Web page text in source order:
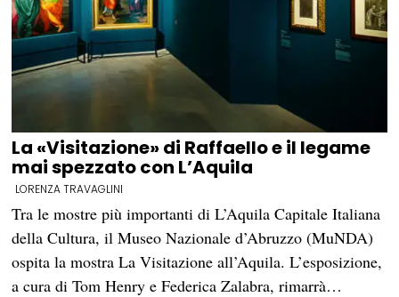
La «Visitazione» di Raffaello e il legame
mai spezzato con L’Aquila
LORENZA TRAVAGLINI
Tra le mostre più importanti di L’Aquila Capitale Italiana
della Cultura, il Museo Nazionale d’Abruzzo (MuNDA)
ospita la mostra La Visitazione all’Aquila. L’esposizione,
a cura di Tom Henry e Federica Zalabra, rimarrà…